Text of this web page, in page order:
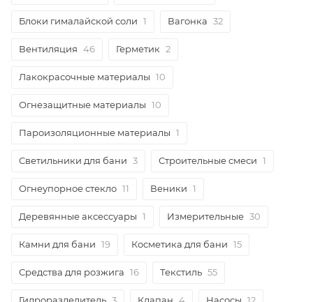
Блоки гималайской соли 1 Вагонка 32
Вентиляция 46 Герметик 2
Лакокрасочные материалы 10
Огнезащитные материалы 10
Пароизоляционные материалы 1
Светильники для бани 3 Строительные смеси 1
Огнеупорное стекло 11 Веники 1
Деревянные аксессуары 1 Измерительные 30
Камни для бани 19 Косметика для бани 15
Средства для розжига 16 Текстиль 55
Гидроразделитель 3 Клапан 4 Насосы 12